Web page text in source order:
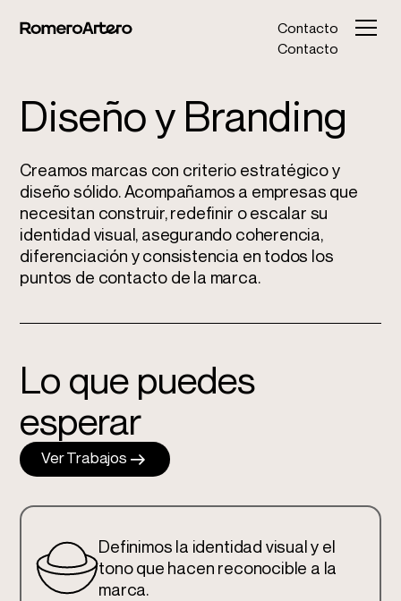
Contacto
Contacto
Diseño y Branding
Creamos marcas con criterio estratégico y
diseño sólido. Acompañamos a empresas que
necesitan construir, redefinir o escalar su
identidad visual, asegurando coherencia,
diferenciación y consistencia en todos los
puntos de contacto de la marca.
Lo que puedes
esperar
Ver Trabajos
Definimos la identidad visual y el
tono que hacen reconocible a la
marca.